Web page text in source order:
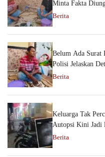
Minta Fakta
Berita
Belum Ada Surat
Polisi Jelaskan
Berita
Keluarga Tak
Autopsi Kini Jadi
Berita